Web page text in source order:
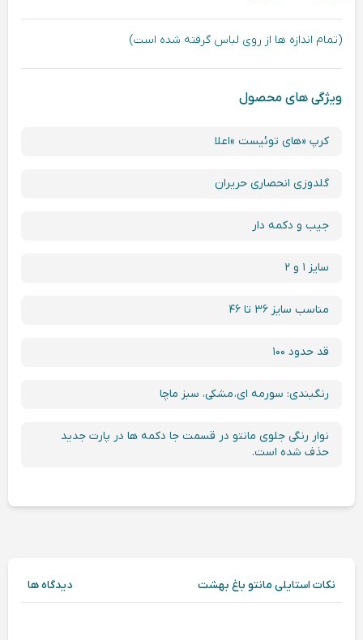
(تمام اندازه ها از روی لباس گرفته شده است)
ویژگی های محصول
کرپ «های توئیست »اعلا
گلدوزی انحصاری حریران
جیب و دکمه دار
سایز ۱ و ۲
مناسب سایز ۳۶ تا ۴۶
قد حدود ۱۰۰
رنگبندی: سورمه ای، مشکی، سبز ماچا
نوار رنگی جلوی مانتو در قسمت جا دکمه ها در پارت جدید
حذف شده است.
نکات استایلی مانتو باغ بهشت دیدگاه ها